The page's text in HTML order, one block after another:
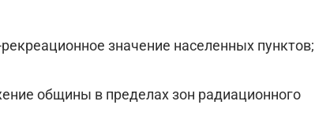
значение населенных пунктов;
общины в пределах зон радиационного